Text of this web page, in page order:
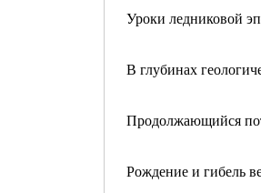
Уроки ледниковой
В глубинах
Продолжающийся
Рождение и гибель